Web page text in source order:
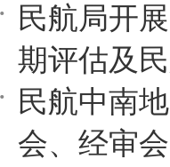
民航局开
期评估及
民航中南
会、经审